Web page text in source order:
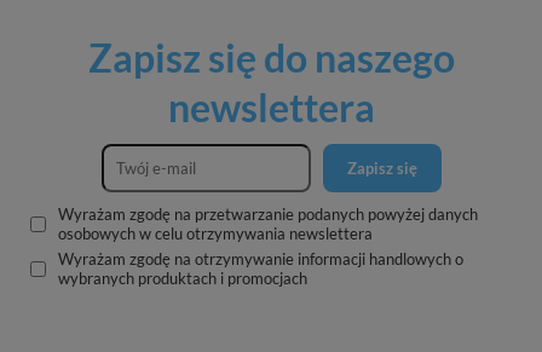
Zapisz się do naszego
newslettera
Zapisz się
Wyrażam zgodę na przetwarzanie podanych powyżej danych
osobowych w celu otrzymywania newslettera
Wyrażam zgodę na otrzymywanie informacji handlowych o
wybranych produktach i promocjach